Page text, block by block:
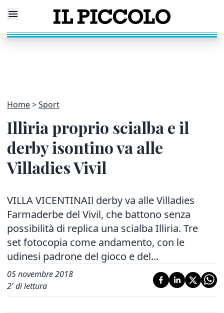
Home Sport
Illiria proprio scialba e il
derby isontino va alle
Villadies Vivil
VILLA VICENTINAIl derby va alle Villadies
Farmaderbe del Vivil, che battono senza
possibilità di replica una scialba Illiria. Tre
set fotocopia come andamento, con le
udinesi padrone del gioco e del...
05 novembre 2018
2' di lettura